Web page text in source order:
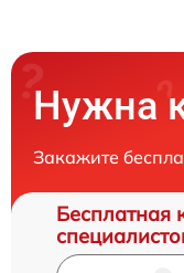
Нужна
Закажите
Бесплатная